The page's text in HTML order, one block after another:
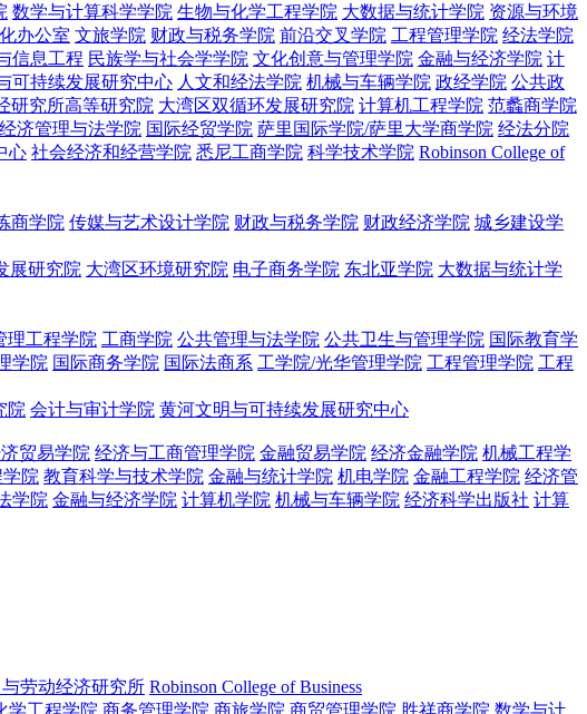
数学与计算科学学院 生物与化学工程学院 大数据与统计学院 资源与环境
办公室 文旅学院 财政与税务学院 前沿交叉学院 工程管理学院 经法学院
信息工程 民族学与社会学学院 文化创意与管理学院 金融与经济学院 计
可持续发展研究中心 人文和经法学院 机械与车辆学院 政经学院 公共政
研究所高等研究院 大湾区双循环发展研究院 计算机工程学院 范蠡商学院
经济管理与法学院 国际经贸学院 萨里国际学院/萨里大学商学院 经法分院
心 社会经济和经营学院 悉尼工商学院 科学技术学院 Robinson College of
商学院 传媒与艺术设计学院 财政与税务学院 财政经济学院 城乡建设学
展研究院 大湾区环境研究院 电子商务学院 东北亚学院 大数据与统计学
理工程学院 工商学院 公共管理与法学院 公共卫生与管理学院 国际教育学
学院 国际商务学院 国际法商系 工学院/光华管理学院 工程管理学院 工程
院 会计与审计学院 黄河文明与可持续发展研究中心
贸易学院 经济与工商管理学院 金融贸易学院 经济金融学院 机械工程学
院 教育科学与技术学院 金融与统计学院 机电学院 金融工程学院 经济管
学院 金融与经济学院 计算机学院 机械与车辆学院 经济科学出版社 计算
与劳动经济研究所 Robinson College of Business
学工程学院 商务管理学院 商旅学院 商贸管理学院 胜祥商学院 数学与计